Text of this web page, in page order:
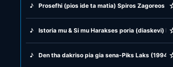
♪ Prosefhi (pios ide ta matia) Spiros Zagoreos
♪ Istoria mu & Si mu Harakses poria (diaskevi)
♪ Den tha dakriso pia gia sena-Piks Laks (1994)